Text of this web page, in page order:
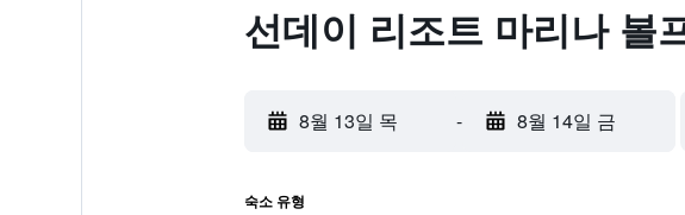
선데이 리조트 마리나 볼
8월 13일 목 - 8월 14일 금
숙소 유형